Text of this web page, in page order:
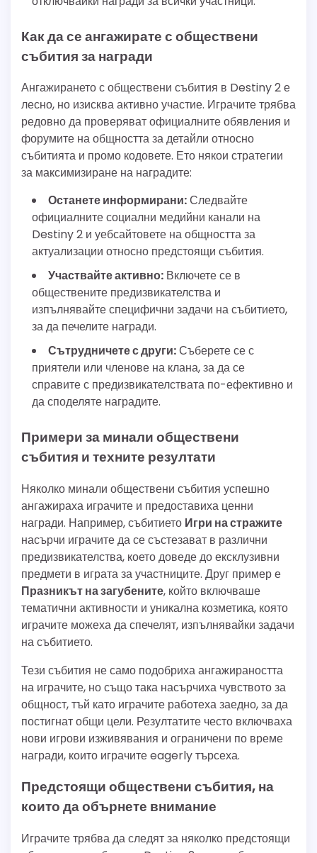
Как да се ангажирате с обществени
събития за награди
Ангажирането с обществени събития в Destiny 2 е
лесно, но изисква активно участие. Играчите трябва
редовно да проверяват официалните обявления и
форумите на общността за детайли относно
събитията и промо кодовете. Ето някои стратегии
за максимизиране на наградите:
Останете информирани:Следвайте
официалните социални медийни канали на
Destiny 2 и уебсайтовете на общността за
актуализации относно предстоящи събития.
Участвайте активно: Включете се в
обществените предизвикателства и
изпълнявайте специфични задачи на събитието,
за да печелите награди.
Сътрудничете с други:Съберете се с
приятели или членове на клана, за да се
справите с предизвикателствата по-ефективно и
да споделяте наградите.
Примери за минали обществени
събития и техните резултати
Няколко минали обществени събития успешно
ангажираха играчите и предоставиха ценни
награди. Например, събитието Игри на стражите
насърчи играчите да се състезават в различни
предизвикателства, което доведе до ексклузивни
предмети в играта за участниците. Друг пример е
Празникът на загубените, който включваше
тематични активности и уникална козметика, която
играчите можеха да спечелят, изпълнявайки задачи
на събитието.
Тези събития не само подобриха ангажираността
на играчите, но също така насърчиха чувството за
общност, тъй като играчите работеха заедно, за да
постигнат общи цели. Резултатите често включваха
нови игрови изживявания и ограничени по време
награди, които играчите eagerly търсеха.
Предстоящи обществени събития, на
които да обърнете внимание
Играчите трябва да следят за няколко предстоящи